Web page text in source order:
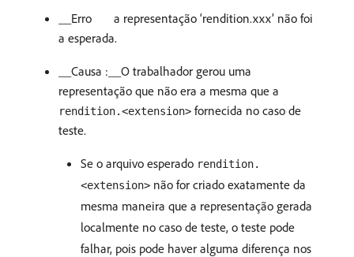
__Erro
a representação ‘rendition.xxx’ não foi
a esperada.
__Causa :__O trabalhador gerou uma
representação que não era a mesma que a
rendition.<extension> fornecida no caso de
teste.
Se o arquivo esperado rendition.
<extension> não for criado exatamente da
mesma maneira que a representação gerada
localmente no caso de teste, o teste pode
falhar, pois pode haver alguma diferença nos